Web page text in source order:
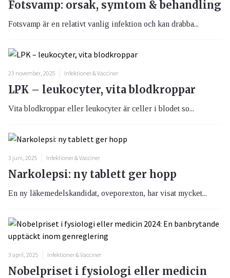
Fotsvamp: orsak, symtom & behandling
Fotsvamp är en relativt vanlig infektion och kan drabba...
23 november, 2025 Infektioner & Vacciner
LPK – leukocyter, vita blodkroppar
Vita blodkroppar eller leukocyter är celler i blodet so...
3 juni, 2025 Infektioner & Vacciner
Narkolepsi: ny tablett ger hopp
En ny läkemedelskandidat, oveporexton, har visat mycket...
3 april, 2025 Infektioner & Vacciner
Nobelpriset i fysiologi eller medicin